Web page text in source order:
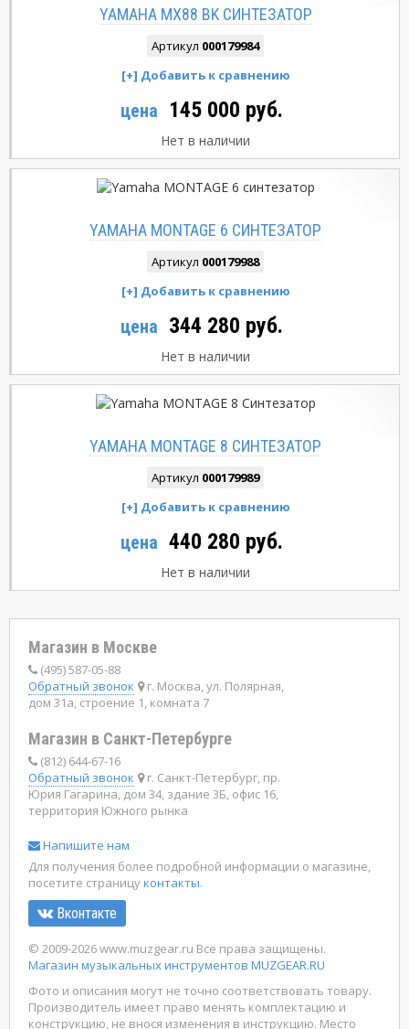
YAMAHA MX88 BK СИНТЕЗАТОР
Артикул 000179984
цена 145 000 руб.
Нет в наличии
YAMAHA MONTAGE 6 СИНТЕЗАТОР
Артикул 000179988
цена 344 280 руб.
Нет в наличии
YAMAHA MONTAGE 8 СИНТЕЗАТОР
Артикул 000179989
цена 440 280 руб.
Нет в наличии
Магазин в Москве
(495) 587-05-88
Обратный звонок
г. Москва, ул. Полярная,
дом 31а, строение 1, комната 7
Магазин в Санкт-Петербурге
(812) 644-67-16
Обратный звонок
г. Санкт-Петербург, пр.
Юрия Гагарина, дом 34, здание 3Б, офис 16,
территория Южного рынка
Напишите нам
Для получения более подробной информации о магазине,
посетите страницуконтакты.
Вконтакте
© 2009-2026 www.muzgear.ru Все права защищены.
Магазин музыкальных инструментов MUZGEAR.RU
Фото и описания могут не точно соответствовать товару.
Производитель имеет право менять комплектацию и
конструкцию, не внося изменения в инструкцию. Место